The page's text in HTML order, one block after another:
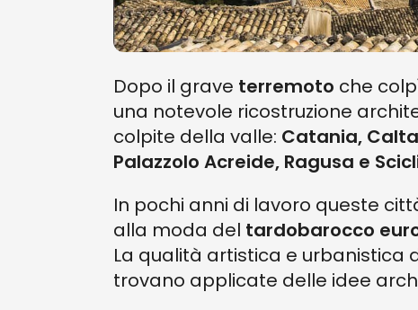
Dopo il grave terremoto che
una notevole ricostruzione
colpite della valle: Catania,
Palazzolo Acreide, Ragusa e
In pochi anni di lavoro queste
alla moda del tardobarocco
La qualità artistica e urbanistica
trovano applicate delle idee